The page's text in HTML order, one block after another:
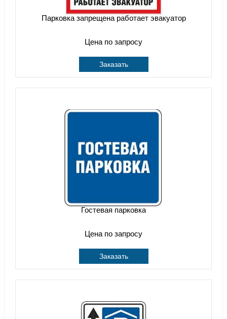
Парковка запрещена работает эвакуатор
Цена по запросу
Заказать
Гостевая парковка
Цена по запросу
Заказать